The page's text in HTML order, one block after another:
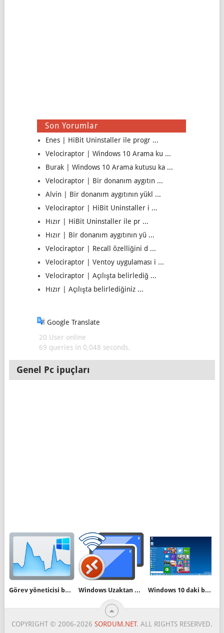
Son Yorumlar
Enes | HiBit Uninstaller ile progr ...
Velociraptor | Windows 10 Arama ku ...
Burak | Windows 10 Arama kutusu ka ...
Velociraptor | Bir donanım aygıtın ...
Alvin | Bir donanım aygıtının yükl ...
Velociraptor | HiBit Uninstaller i ...
Hızır | HiBit Uninstaller ile pr ...
Hızır | Bir donanım aygıtının yü ...
Velociraptor | Recall özelliğini d ...
Velociraptor | Ventoy uygulaması i ...
Velociraptor | Açılışta belirlediğ ...
Hızır | Açılışta belirlediğiniz ...
Google Translate
20 User online
69 queries in 0,048 seconds.
Genel Pc ipuçları
Görev yöneticisi başlangıç sayfasını belirleyin Windows Uzaktan yardım özelliğini kapatalım Windows 10 daki bazı efektleri kaldıralım
COPYRIGHT © 2006-2026 SORDUM.NET. ALL RIGHTS RESERVED.